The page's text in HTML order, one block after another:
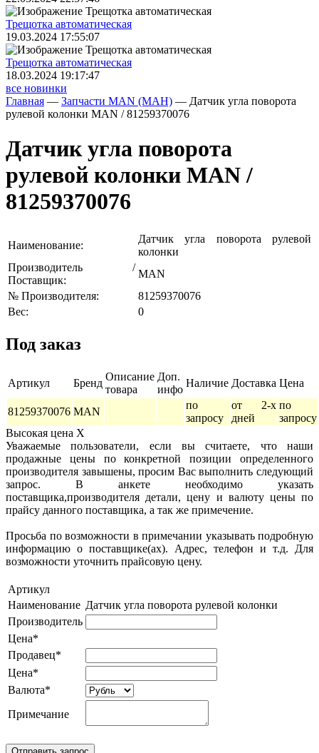
Трещoтка автоматическая
19.03.2024 17:55:07
Трещoтка автоматическая
18.03.2024 19:17:47
все новинки
Главная — Запчасти MAN (МАН) — Датчик угла поворота
рулевой колонки MAN / 81259370076
Датчик угла поворота
рулевой колонки MAN /
81259370076
Наименование:
Датчик угла поворота рулевой
колонки
Производитель /
Поставщик:
MAN
№ Производителя:
81259370076
Вес:
0
Под заказ
Артикул Бренд
Описание
товара
Доп.
инфо
Наличие Доставка Цена
81259370076 MAN
по
запросу
от 2-х
дней
по
запросу
Высокая цена X
Уважаемые пользователи, если вы считаете, что наши
продажные цены по конкретной позиции определенного
производителя завышены, просим Вас выполнить следующий
запрос. В анкете необходимо указать
поставщика,производителя детали, цену и валюту цены по
прайсу данного поставщика, а так же примечение.
Просьба по возможности в примечании указывать подробную
информацию о поставщике(ах). Адрес, телефон и т.д. Для
возможности уточнить прайсовую цену.
Артикул
Наименование Датчик угла поворота рулевой колонки
Производитель
Цена*
Продавец*
Цена*
Валюта*
Примечание